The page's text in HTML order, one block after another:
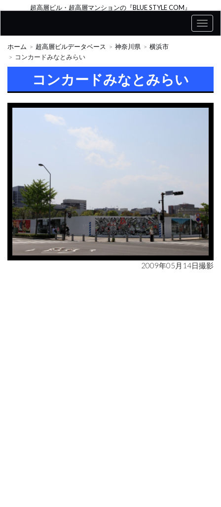
超高層ビル・超高層マンションの『BLUE STYLE COM』
ホーム 超高層ビルデータベース 神奈川県
横浜市
コンカードみなとみらい
コンカードみなとみらい
2009年05月14日撮影